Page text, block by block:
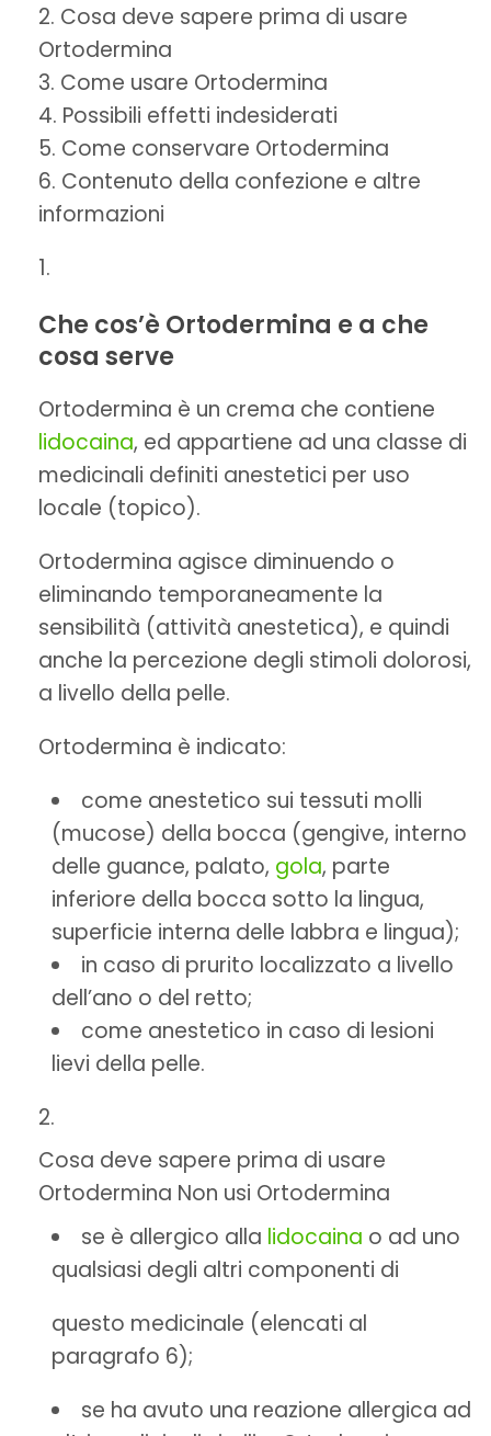
Cosa deve sapere prima di usare
Ortodermina
Come usare Ortodermina
Possibili effetti indesiderati
Come conservare Ortodermina
Contenuto della confezione e altre
informazioni
Che cos’è Ortodermina e a che
cosa serve
Ortodermina è un crema che contiene
lidocaina, ed appartiene ad una classe di
medicinali definiti anestetici per uso
locale (topico).
Ortodermina agisce diminuendo o
eliminando temporaneamente la
sensibilità (attività anestetica), e quindi
anche la percezione degli stimoli dolorosi,
a livello della pelle.
Ortodermina è indicato:
come anestetico sui tessuti molli
(mucose) della bocca (gengive, interno
delle guance, palato, gola, parte
inferiore della bocca sotto la lingua,
superficie interna delle labbra e lingua);
in caso di prurito localizzato a livello
dell’ano o del retto;
come anestetico in caso di lesioni
lievi della pelle.
Cosa deve sapere prima di usare
Ortodermina Non usi Ortodermina
se è allergico alla lidocaina o ad uno
qualsiasi degli altri componenti di
questo medicinale (elencati al
paragrafo 6);
se ha avuto una reazione allergica ad